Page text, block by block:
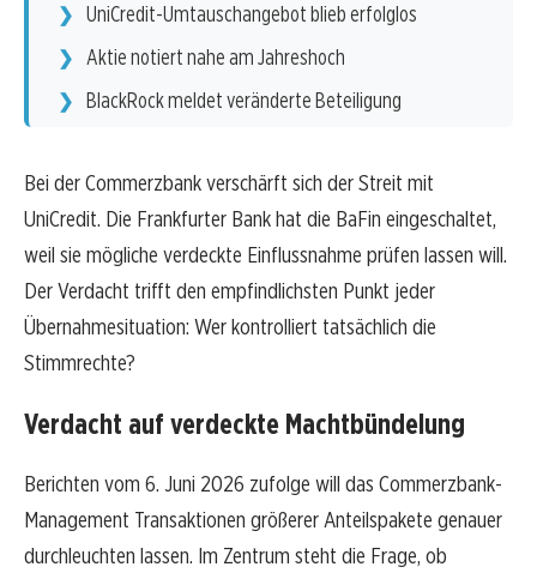
UniCredit-Umtauschangebot blieb erfolglos
Aktie notiert nahe am Jahreshoch
BlackRock meldet veränderte Beteiligung
Bei der Commerzbank verschärft sich der Streit mit
UniCredit. Die Frankfurter Bank hat die BaFin eingeschaltet,
weil sie mögliche verdeckte Einflussnahme prüfen lassen will.
Der Verdacht trifft den empfindlichsten Punkt jeder
Übernahmesituation: Wer kontrolliert tatsächlich die
Stimmrechte?
Verdacht auf verdeckte Machtbündelung
Berichten vom 6. Juni 2026 zufolge will das Commerzbank-
Management Transaktionen größerer Anteilspakete genauer
durchleuchten lassen. Im Zentrum steht die Frage, ob